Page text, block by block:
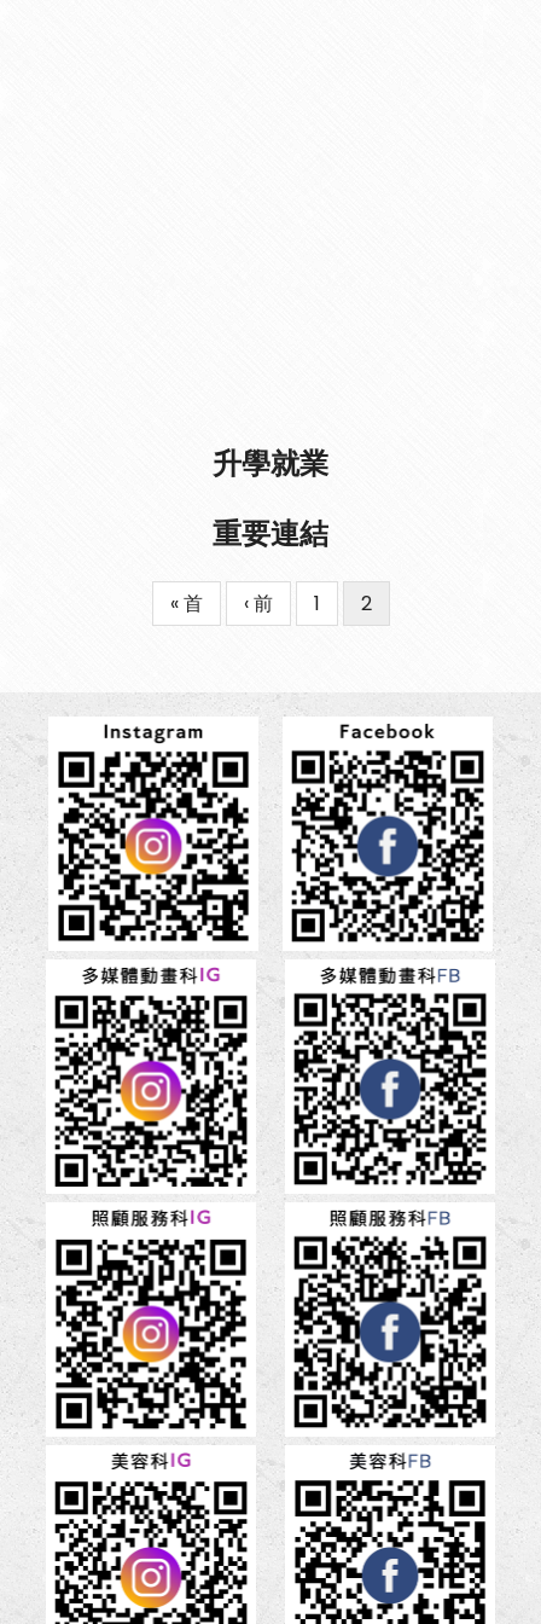
升學就業
重要連結
First
page
« 首
Previous
page
‹ 前 Page
1
目
前
面
2